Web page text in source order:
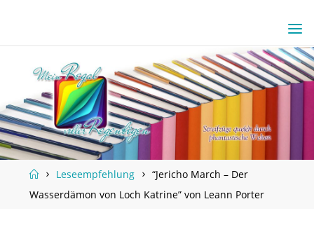
HomeLeseempfehlung
“Jericho March – Der
Wasserdämon von Loch Katrine” von Leann Porter